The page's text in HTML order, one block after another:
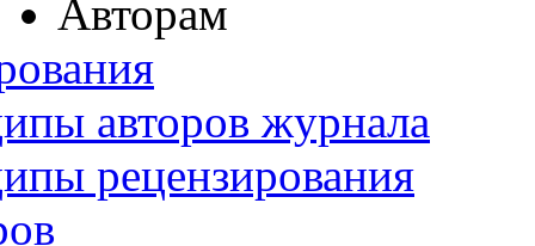
Авторам
авторов журнала
рецензирования